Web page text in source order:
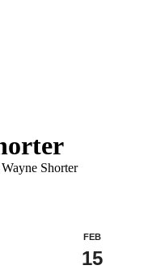
Wayne Shorter
FEB
15